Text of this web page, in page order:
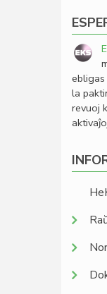
la
revuoj